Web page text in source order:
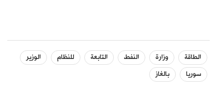
الطاقة وزارة النفط التابعة للنظام
الوزير
سوريا
بالغاز